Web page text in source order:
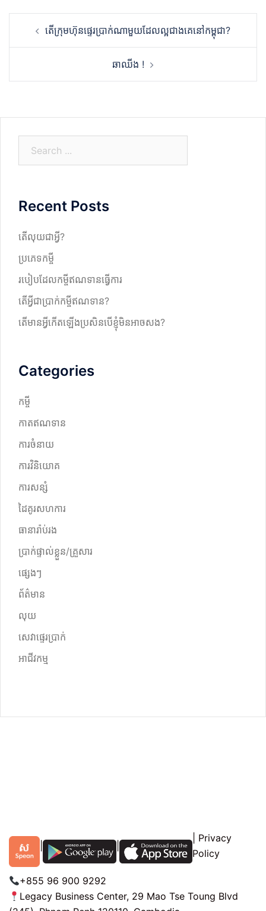
navigation
តើក្រុមហ៊ុនផ្ទេរប្រាក់ណាមួយដែលល្អជាងគេនៅកម្ពុជា?
ឆាឈីង !
c
Recent Posts
តើលុយជាអ្វី?
ប្រភេទកម្ចី
របៀបដែលកម្ចីឥណទានធ្វើការ
តើអ្វីជាប្រាក់កម្ចីឥណទាន?
តើមានអ្វីកើតឡើងប្រសិនបើខ្ញុំមិនអាចសង?
Categories
កម្ចី
កាតឥណទាន
ការចំនាយ
ការវិនិយោគ
ការសន្សំ
ដៃគូរសហការ
ធានារ៉ាប់រង
ប្រាក់ផ្ទាល់ខ្លួន/គ្រួសារ
ផ្សេងៗ
ព័ត៌មាន
លុយ
សេវាផ្ទេរប្រាក់
អាជីវកម្ម
| |
| Privacy
Policy
+855 96 900 9292
Legacy Business Center, 29 Mao Tse Toung Blvd